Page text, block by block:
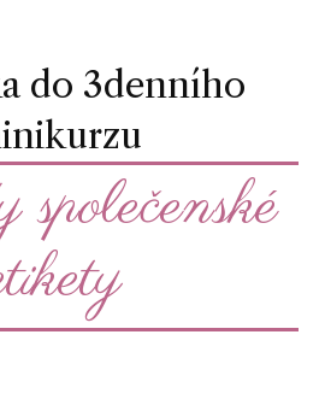
do 3denního